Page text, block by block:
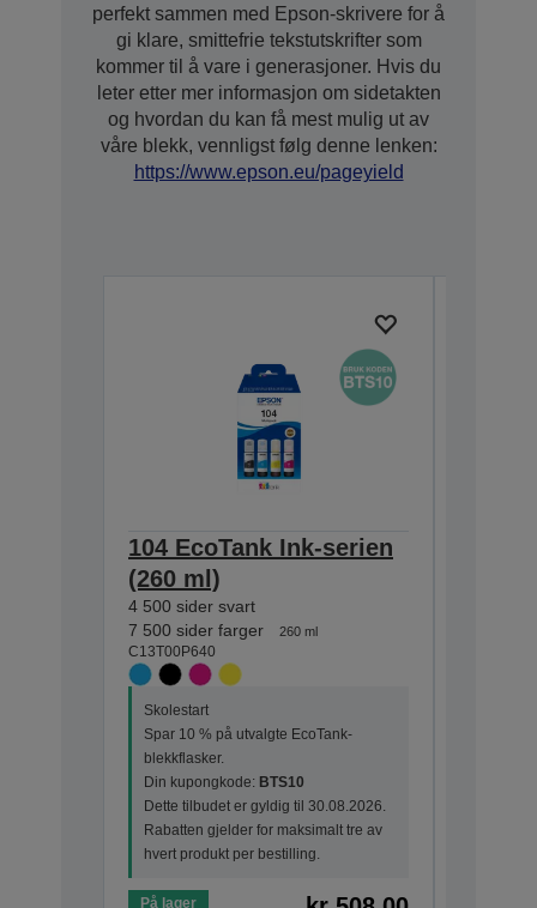
perfekt sammen med Epson-skrivere for å
gi klare, smittefrie tekstutskrifter som
kommer til å vare i generasjoner. Hvis du
leter etter mer informasjon om sidetakten
og hvordan du kan få mest mulig ut av
våre blekk, vennligst følg denne lenken:
https://www.epson.eu/pageyield
104 EcoTank Ink-serien
(260 ml)
4 500 sider svart
7 500 sider farger
260 ml
C13T00P640
Skolestart
Spar 10 % på utvalgte EcoTank-
blekkflasker.
Din kupongkode: BTS10
Dette tilbudet er gyldig til 30.08.2026.
Rabatten gjelder for maksimalt tre av
hvert produkt per bestilling.
På lager